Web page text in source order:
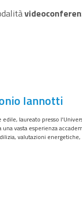
Iannotti
edile, laureato presso
una vasta esperienza
valutazioni